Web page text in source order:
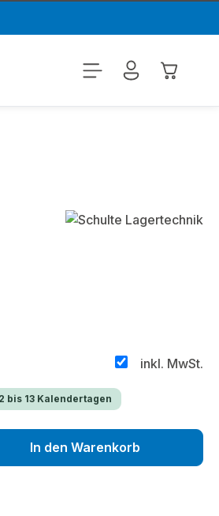
inkl. MwSt.
bis 13 Kalendertagen
Wert
In den Warenkorb